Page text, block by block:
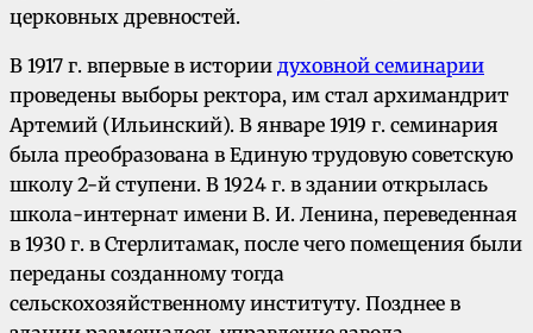
церковных древностей.
В 1917 г. впервые в истории духовной семинарии
проведены выборы ректора, им стал архимандрит
Артемий (Ильинский). В январе 1919 г. семинария
была преобразована в Единую трудовую советскую
школу 2-й ступени. В 1924 г. в здании открылась
школа-интернат имени В. И. Ленина, переведенная
в 1930 г. в Стерлитамак, после чего помещения были
переданы созданному тогда
сельскохозяйственному институту. Позднее в